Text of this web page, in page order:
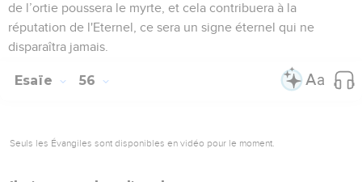
de l’ortie poussera le myrte, et cela contribuera à la
réputation de l'Eternel, ce sera un signe éternel qui ne
disparaîtra jamais.
Esaïe 56
Seuls les Évangiles sont disponibles en vidéo pour le moment.